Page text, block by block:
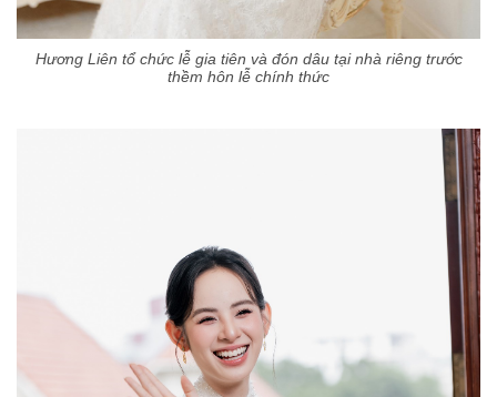
Hương Liên tổ chức lễ gia tiên và đón dâu tại nhà riêng trước
thềm hôn lễ chính thức